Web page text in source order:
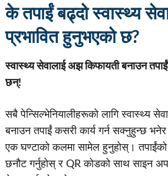
के तपाईं बढ्दो स्वास्थ्य
प्रभावित हुनुभएको छ?
स्वास्थ्य सेवालाई अझ किफायती बनाउन
छन्!
सबै पेन्सिल्भेनियालीहरूको लागि स्वास्थ्य
बनाउन तपाईं कसरी कार्य गर्न सक्नुहुन्छ
एक घण्टाको कलमा सामेल हुनुहोस्। तपाईंको
छनौट गर्नुहोस् र QR कोडको साथ साइन अप